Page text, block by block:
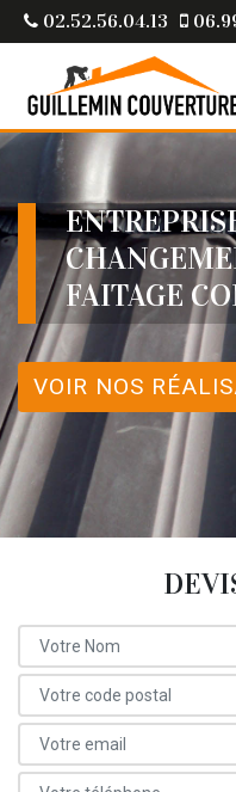
02.52.56.04.13
FAITAGE
VOIR NOS